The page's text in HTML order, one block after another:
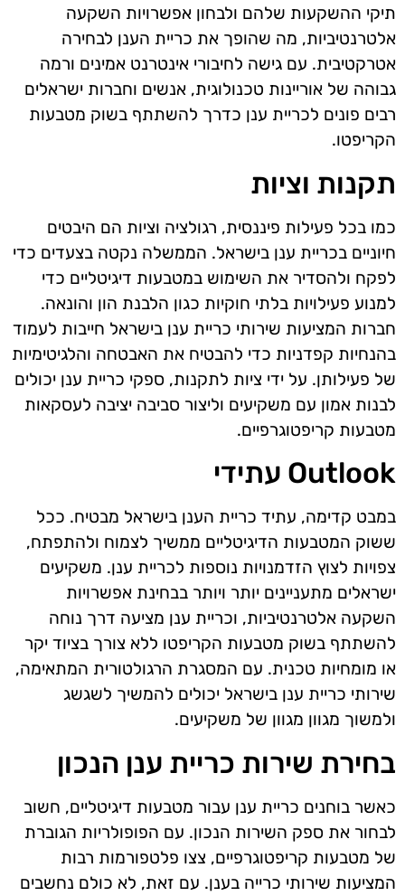
תיקי ההשקעות שלהם ולבחון אפשרויות השקעה
אלטרנטיביות, מה שהופך את כריית הענן לבחירה
אטרקטיבית. עם גישה לחיבורי אינטרנט אמינים ורמה
גבוהה של אוריינות טכנולוגית, אנשים וחברות ישראלים
רבים פונים לכריית ענן כדרך להשתתף בשוק מטבעות
הקריפטו.
תקנות וציות
כמו בכל פעילות פיננסית, רגולציה וציות הם היבטים
חיוניים בכריית ענן בישראל. הממשלה נקטה בצעדים כדי
לפקח ולהסדיר את השימוש במטבעות דיגיטליים כדי
למנוע פעילויות בלתי חוקיות כגון הלבנת הון והונאה.
חברות המציעות שירותי כריית ענן בישראל חייבות לעמוד
בהנחיות קפדניות כדי להבטיח את האבטחה והלגיטימיות
של פעילותן. על ידי ציות לתקנות, ספקי כריית ענן יכולים
לבנות אמון עם משקיעים וליצור סביבה יציבה לעסקאות
מטבעות קריפטוגרפיים.
Outlook עתידי
במבט קדימה, עתיד כריית הענן בישראל מבטיח. ככל
ששוק המטבעות הדיגיטליים ממשיך לצמוח ולהתפתח,
צפויות לצוץ הזדמנויות נוספות לכריית ענן. משקיעים
ישראלים מתעניינים יותר ויותר בבחינת אפשרויות
השקעה אלטרנטיביות, וכריית ענן מציעה דרך נוחה
להשתתף בשוק מטבעות הקריפטו ללא צורך בציוד יקר
או מומחיות טכנית. עם המסגרת הרגולטורית המתאימה,
שירותי כריית ענן בישראל יכולים להמשיך לשגשג
ולמשוך מגוון מגוון של משקיעים.
בחירת שירות כריית ענן הנכון
כאשר בוחנים כריית ענן עבור מטבעות דיגיטליים, חשוב
לבחור את ספק השירות הנכון. עם הפופולריות הגוברת
של מטבעות קריפטוגרפיים, צצו פלטפורמות רבות
המציעות שירותי כרייה בענן. עם זאת, לא כולם נחשבים